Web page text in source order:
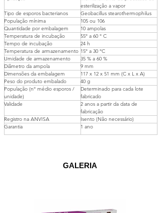
esterilização a vapor
Tipo de esporos bacterianos
Geobacillus stearothermophilus
População mínima
105 ou 106
Quantidade por embalagem
10 ampolas
Temperatura de incubação
55° a 60 ° C
Tempo de incubação
24 h
Temperatura de armazenamento 15° a 30 °C
Umidade de armazenamento
35 % a 60 %
Diâmetro da ampola
9 mm
Dimensões da embalagem
117 x 12 x 51 mm (C x L x A)
Peso do produto embalado
40 g
População (n° médio esporos /
unidade)
Determinado para cada lote
fabricado
Validade
2 anos a partir da data de
fabricação
Registro na ANVISA
Isento (Não necessário)
Garantia
1 ano
GALERIA